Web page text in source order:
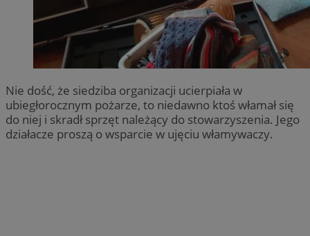
Nie dość, że siedziba organizacji ucierpiała w
ubiegłorocznym pożarze, to niedawno ktoś włamał się
do niej i skradł sprzęt należący do stowarzyszenia. Jego
działacze proszą o wsparcie w ujęciu włamywaczy.